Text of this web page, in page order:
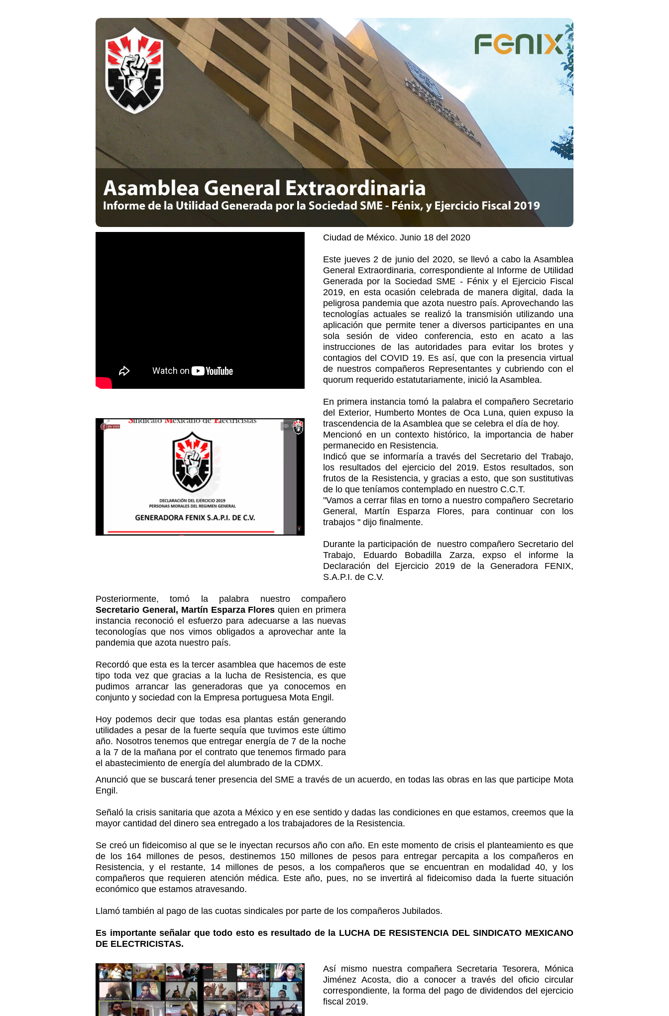
Ciudad de México. Junio 18 del 2020
Este jueves 2 de junio del 2020, se llevó a cabo la Asamblea
General Extraordinaria, correspondiente al Informe de Utilidad
Generada por la Sociedad SME - Fénix y el Ejercicio Fiscal
2019, en esta ocasión celebrada de manera digital, dada la
peligrosa pandemia que azota nuestro país. Aprovechando las
tecnologías actuales se realizó la transmisión utilizando una
aplicación que permite tener a diversos participantes en una
sola sesión de video conferencia, esto en acato a las
instrucciones de las autoridades para evitar los brotes y
contagios del COVID 19. Es así, que con la presencia virtual
de nuestros compañeros Representantes y cubriendo con el
quorum requerido estatutariamente, inició la Asamblea.
En primera instancia tomó la palabra el compañero Secretario
del Exterior, Humberto Montes de Oca Luna, quien expuso la
trascendencia de la Asamblea que se celebra el día de hoy.
Mencionó en un contexto histórico, la importancia de haber
permanecido en Resistencia.
Indicó que se informaría a través del Secretario del Trabajo,
los resultados del ejercicio del 2019. Estos resultados, son
frutos de la Resistencia, y gracias a esto, que son sustitutivas
de lo que teníamos contemplado en nuestro C.C.T.
"Vamos a cerrar filas en torno a nuestro compañero Secretario
General, Martín Esparza Flores, para continuar con los
trabajos " dijo finalmente.
Durante la participación de nuestro compañero Secretario del
Trabajo, Eduardo Bobadilla Zarza, expso el informe la
Declaración del Ejercicio 2019 de la Generadora FENIX,
S.A.P.I. de C.V.
Posteriormente, tomó la palabra nuestro compañero
Secretario General, Martín Esparza Flores quien en primera
instancia reconoció el esfuerzo para adecuarse a las nuevas
teconologías que nos vimos obligados a aprovechar ante la
pandemia que azota nuestro país.
Recordó que esta es la tercer asamblea que hacemos de este
tipo toda vez que gracias a la lucha de Resistencia, es que
pudimos arrancar las generadoras que ya conocemos en
conjunto y sociedad con la Empresa portuguesa Mota Engil.
Hoy podemos decir que todas esa plantas están generando
utilidades a pesar de la fuerte sequía que tuvimos este último
año. Nosotros tenemos que entregar energía de 7 de la noche
a la 7 de la mañana por el contrato que tenemos firmado para
el abastecimiento de energía del alumbrado de la CDMX.
Anunció que se buscará tener presencia del SME a través de un acuerdo, en todas las obras en las que participe Mota
Engil.
Señaló la crisis sanitaria que azota a México y en ese sentido y dadas las condiciones en que estamos, creemos que la
mayor cantidad del dinero sea entregado a los trabajadores de la Resistencia.
Se creó un fideicomiso al que se le inyectan recursos año con año. En este momento de crisis el planteamiento es que
de los 164 millones de pesos, destinemos 150 millones de pesos para entregar percapita a los compañeros en
Resistencia, y el restante, 14 millones de pesos, a los compañeros que se encuentran en modalidad 40, y los
compañeros que requieren atención médica. Este año, pues, no se invertirá al fideicomiso dada la fuerte situación
económico que estamos atravesando.
Llamó también al pago de las cuotas sindicales por parte de los compañeros Jubilados.
Es importante señalar que todo esto es resultado de la LUCHA DE RESISTENCIA DEL SINDICATO MEXICANO
DE ELECTRICISTAS.
Así mismo nuestra compañera Secretaria Tesorera, Mónica
Jiménez Acosta, dio a conocer a través del oficio circular
correspondiente, la forma del pago de dividendos del ejercicio
fiscal 2019.